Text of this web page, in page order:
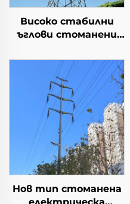
Високо стабилни
ъглови стоманени
Стоманена кула
Преносна кула
Нов тип стоманена